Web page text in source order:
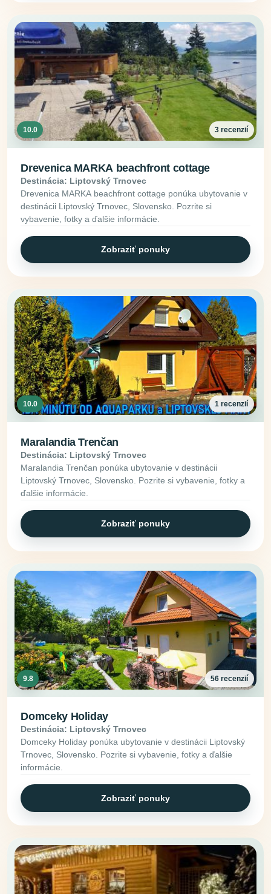
10.0 3 recenzií
Drevenica MARKA beachfront cottage
Destinácia: Liptovský Trnovec
Drevenica MARKA beachfront cottage ponúka ubytovanie v
destinácii Liptovský Trnovec, Slovensko. Pozrite si
vybavenie, fotky a ďalšie informácie.
Zobraziť ponuky
10.0 1 recenzií
Maralandia Trenčan
Destinácia: Liptovský Trnovec
Maralandia Trenčan ponúka ubytovanie v destinácii
Liptovský Trnovec, Slovensko. Pozrite si vybavenie, fotky a
ďalšie informácie.
Zobraziť ponuky
9.8 56 recenzií
Domceky Holiday
Destinácia: Liptovský Trnovec
Domceky Holiday ponúka ubytovanie v destinácii Liptovský
Trnovec, Slovensko. Pozrite si vybavenie, fotky a ďalšie
informácie.
Zobraziť ponuky